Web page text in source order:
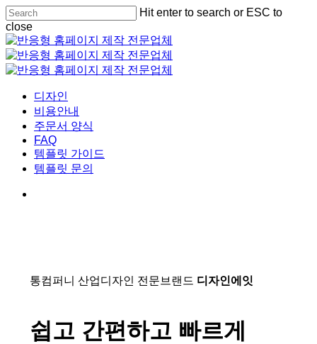
Skip
to
main
content
Hit enter to search or ESC to
close
Close
Search
Menu
디자인
비용안내
주문서 양식
FAQ
템플릿 가이드
템플릿 문의
통컴퍼니 산업디자인 전문브랜드 디자인에잇
쉽고 간편하고 빠르게